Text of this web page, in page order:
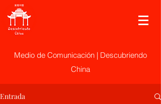
Medio de Comunicación | Descubriendo
China
Entrada